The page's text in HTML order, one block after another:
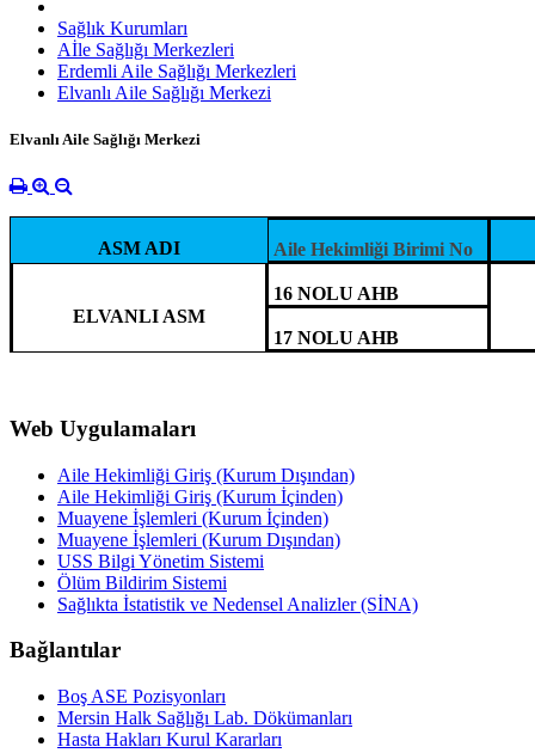
Sağlık Kurumları
Aİle Sağlığı Merkezleri
Erdemli Aile Sağlığı Merkezleri
Elvanlı Aile Sağlığı Merkezi
Elvanlı Aile Sağlığı Merkezi
ASM ADI Aile Hekimliği Birimi No
ELVANLI ASM
16 NOLU AHB
17 NOLU AHB
Web Uygulamaları
Aile Hekimliği Giriş (Kurum Dışından)
Aile Hekimliği Giriş (Kurum İçinden)
Muayene İşlemleri (Kurum İçinden)
Muayene İşlemleri (Kurum Dışından)
USS Bilgi Yönetim Sistemi
Ölüm Bildirim Sistemi
Sağlıkta İstatistik ve Nedensel Analizler (SİNA)
Bağlantılar
Boş ASE Pozisyonları
Mersin Halk Sağlığı Lab. Dökümanları
Hasta Hakları Kurul Kararları